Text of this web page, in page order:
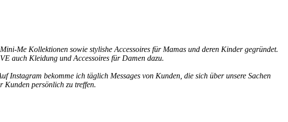
Me Kollektionen sowie stylishe Accessoires für Mamas und deren Kinder gegründet.
auch Kleidung und Accessoires für Damen dazu.
Instagram bekomme ich täglich Messages von Kunden, die sich über unsere Sachen
Kunden persönlich zu treffen.